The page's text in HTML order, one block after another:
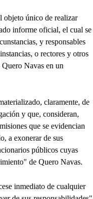
único de realizar
informe oficial, el cual se
y responsables
o rectores y otros
Navas en un
claramente, de
y que, consideran,
que se evidencian
a exonerar de sus
públicos cuyas
de Quero Navas.
inmediato de cualquier